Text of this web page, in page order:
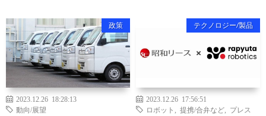
政策
2023.12.26 18:28:13
動向/展望
テクノロジー/製品
2023.12.26 17:56:51
ロボット
提携/合弁など
プレス